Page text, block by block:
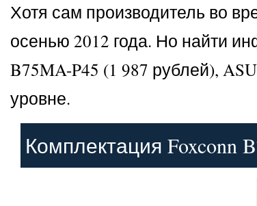
Хотя сам производитель во
осенью 2012 года. Но найти
B75MA-P45 (1 987 рублей),
уровне.
Комплектация Foxconn